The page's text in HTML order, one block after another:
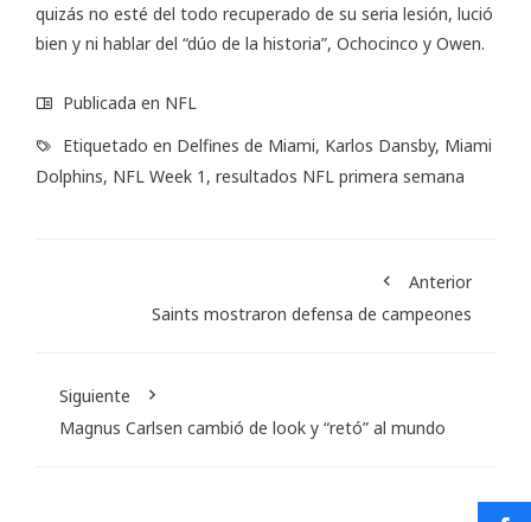
quizás no esté del todo recuperado de su seria lesión, lució
bien y ni hablar del “dúo de la historia”, Ochocinco y Owen.
Publicada en NFL
Etiquetado en Delfines de Miami, Karlos Dansby, Miami
Dolphins, NFL Week 1 , resultados NFL primera semana
Anterior
Saints mostraron defensa de campeones
Siguiente
Magnus Carlsen cambió de look y “retó” al mundo